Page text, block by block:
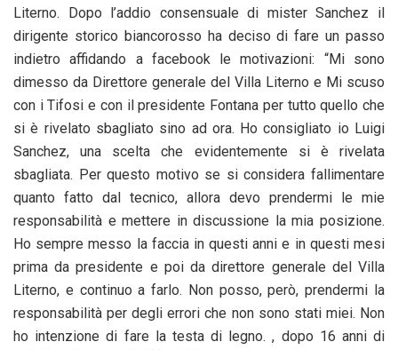
Literno. Dopo l’addio consensuale di mister Sanchez il
dirigente storico biancorosso ha deciso di fare un passo
indietro affidando a facebook le motivazioni: “Mi sono
dimesso da Direttore generale del Villa Literno e Mi scuso
con i Tifosi e con il presidente Fontana per tutto quello che
si è rivelato sbagliato sino ad ora. Ho consigliato io Luigi
Sanchez, una scelta che evidentemente si è rivelata
sbagliata. Per questo motivo se si considera fallimentare
quanto fatto dal tecnico, allora devo prendermi le mie
responsabilità e mettere in discussione la mia posizione.
Ho sempre messo la faccia in questi anni e in questi mesi
prima dapresidente e poi da direttore generale del Villa
Literno, e continuo a farlo. Non posso, però, prendermi la
responsabilità per degli errori che non sono stati miei. Non
ho intenzione di fare la testa di legno. , dopo 16 anni di